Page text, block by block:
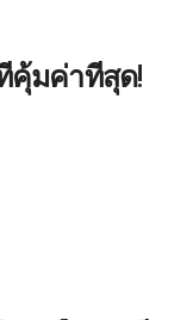
คุ้มค่าที่สุด!